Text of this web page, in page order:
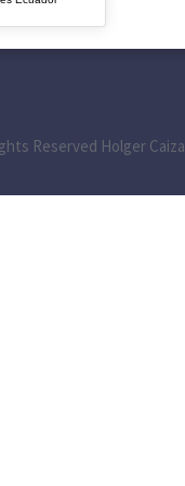
Reserved Holger Caiza